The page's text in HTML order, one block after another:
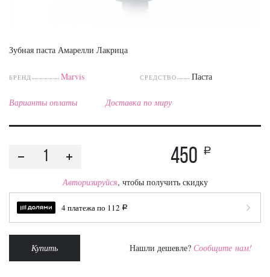
Зубная паста Амарелли Лакрица
БРЕНД Marvis СРЕДСТВО Паста
Варианты оплаты Доставка по миру
450 a
Авторизируйся, чтобы получить скидку
4 платежа по 112 a
Купить Нашли дешевле? Сообщите нам!